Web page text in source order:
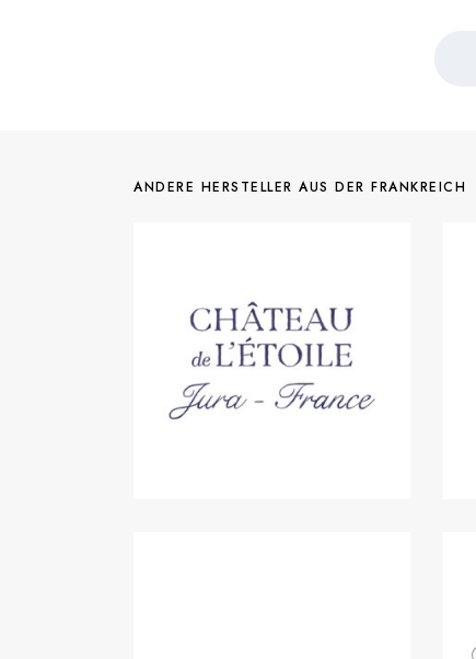
ANDERE HERSTELLER AUS DER FRANKREICH